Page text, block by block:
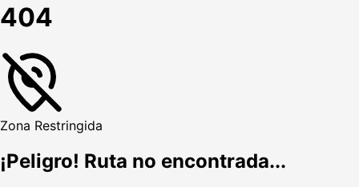
404
Zona Restringida
¡Peligro! Ruta no encontrada...